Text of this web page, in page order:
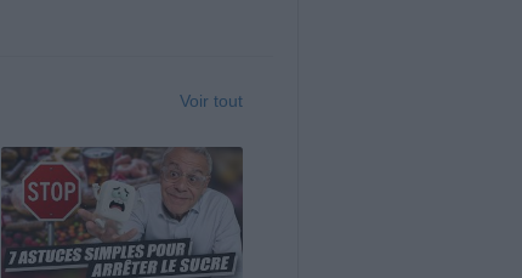
Voir tout